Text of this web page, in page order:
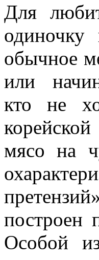
Для
обычное
или
кто не
мясо на
построен
Особой